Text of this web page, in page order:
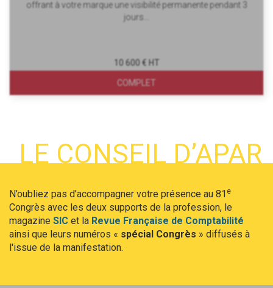
offrant à votre marque une visibilité permanente pendant 3
jours...
10 600 € HT
COMPLET
LE CONSEIL D’APAR
N’oubliez pas d’accompagner votre présence au 81 e
Congrès avec les deux supports de la profession, le
magazine SIC et la Revue Française de Comptabilité
ainsi que leurs numéros « spécial Congrès » diffusés à
l'issue de la manifestation.